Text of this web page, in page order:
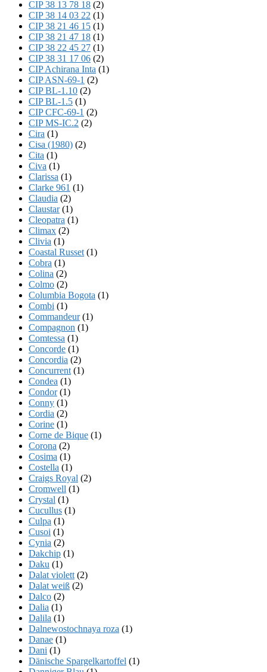
CIP 38 13 78 18 (2)
CIP 38 14 03 22 (1)
CIP 38 21 46 15 (1)
CIP 38 21 47 18 (1)
CIP 38 22 45 27 (1)
CIP 38 31 17 06 (2)
CIP Achirana Inta (1)
CIP ASN-69-1 (2)
CIP BL-1.10 (2)
CIP BL-1.5 (1)
CIP CFC-69-1 (2)
CIP MS-IC.2 (2)
Cira (1)
Cisa (1980) (2)
Cita (1)
Civa (1)
Clarissa (1)
Clarke 961 (1)
Claudia (2)
Claustar(1)
Cleopatra (1)
Climax (2)
Clivia (1)
Coastal Russet (1)
Cobra (1)
Colina (2)
Colmo (2)
Columbia Bogota (1)
Combi (1)
Commandeur(1)
Compagnon (1)
Comtessa (1)
Concorde (1)
Concordia (2)
Concurrent (1)
Condea (1)
Condor(1)
Conny (1)
Cordia (2)
Corine (1)
Corne de Bique (1)
Corona (2)
Cosima (1)
Costella (1)
Craigs Royal (2)
Cromwell (1)
Crystal (1)
Cucullus (1)
Culpa (1)
Cusoi (1)
Cynia (2)
Dakchip (1)
Daku (1)
Dalat violett (2)
Dalat weiß (2)
Dalco (2)
Dalia (1)
Dalila (1)
Dalnewostochnaya roza (1)
Danae (1)
Dani (1)
Dänische Spargelkartoffel (1)